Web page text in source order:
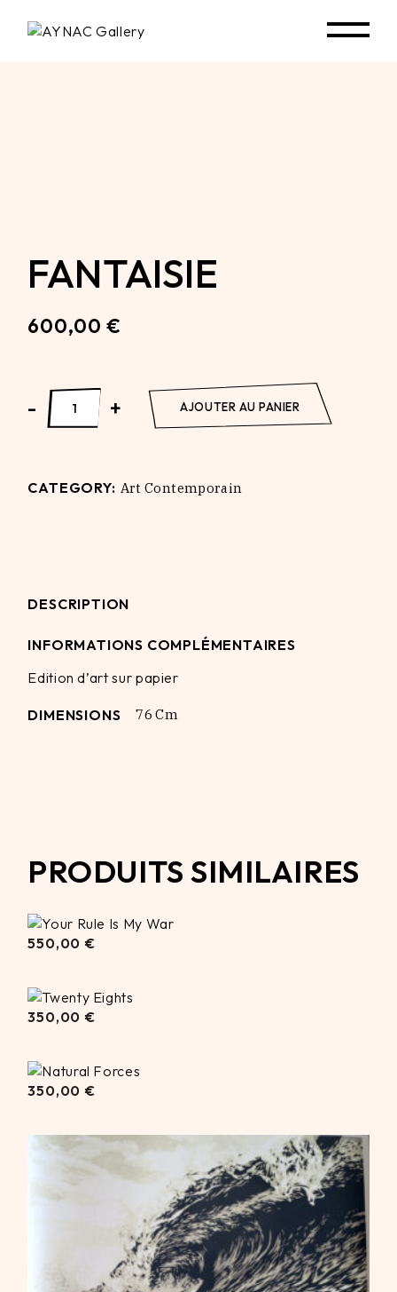
FANTAISIE
600,00 €
Fantaisie quantity
- + AJOUTER AU PANIER
CATEGORY: Art Contemporain
DESCRIPTION
INFORMATIONS COMPLÉMENTAIRES
Edition d’art sur papier
DIMENSIONS 76 Cm
PRODUITS SIMILAIRES
550,00 €
350,00 €
350,00 €
500,00€